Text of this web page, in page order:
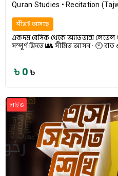
Quran Studies • Recitation
শীঘ্রই আসছে
একদম বেসিক থেকে অ্যাডভান্স
সম্পূর্ণ ফ্রিতে।👥 সীমিত আসন · 🕙 রাত
৳ 0 ৳
লাইভ